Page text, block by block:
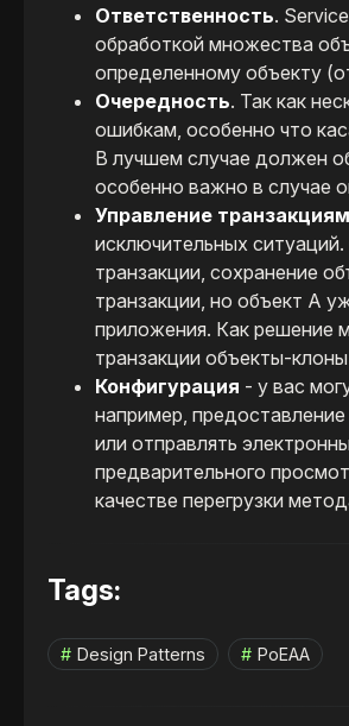
Ответственность.
обработкой множества
определенному объекту
Очередность. Так как
ошибкам, особенно что
В лучшем случае должен
особенно важно в случае
Управление
исключительных
транзакции, сохранение
транзакции, но объект A
приложения. Как решение
транзакции объекты-
Конфигурация - у вас
например,
или отправлять
предварительного
качестве перегрузки
Tags:
Design Patterns PoEAA